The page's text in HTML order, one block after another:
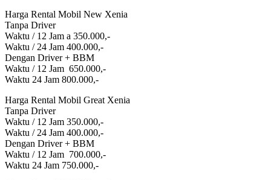
Harga Rental Mobil New Xenia
Tanpa Driver
Waktu / 12 Jam a 350.000,-
Waktu / 24 Jam 400.000,-
Dengan Driver + BBM
Waktu / 12 Jam 650.000,-
Waktu 24 Jam 800.000,-
Harga Rental Mobil Great Xenia
Tanpa Driver
Waktu / 12 Jam 350.000,-
Waktu / 24 Jam 400.000,-
Dengan Driver + BBM
Waktu / 12 Jam 700.000,-
Waktu 24 Jam 750.000,-